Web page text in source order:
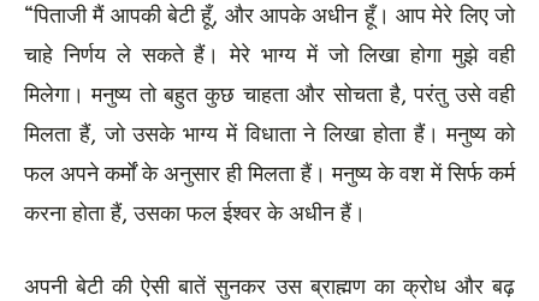
“पिताजी मैं आपकी बेटी हूँ, और आपके अधीन हूँ। आप मेरे लिए जो
चाहे निर्णय ले सकते हैं। मेरे भाग्य में जो लिखा होगा मुझे वही
मिलेगा। मनुष्य तो बहुत कुछ चाहता और सोचता है, परंतु उसे वही
मिलता हैं, जो उसके भाग्य में विधाता ने लिखा होता हैं। मनुष्य को
फल अपने कर्मों के अनुसार ही मिलता हैं। मनुष्य के वश में सिर्फ कर्म
करना होता हैं, उसका फल ईश्वर के अधीन हैं।
अपनी बेटी की ऐसी बातें सुनकर उस ब्राह्मण का क्रोध और बढ़